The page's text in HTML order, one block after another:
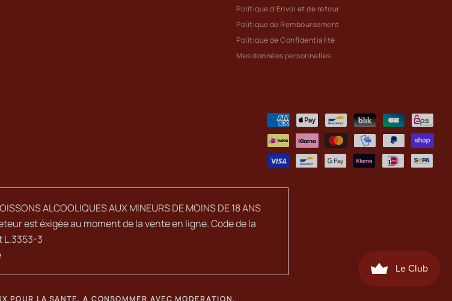
Politique d'Envoi et de retour
Politique de Remboursement
Politique de Confidentialité
Mes données personnelles
ALCOOLIQUES AUX MINEURS DE MOINS DE 18 ANS
est éxigée au moment de la vente en ligne. Code de la
L.3353-3
POUR LA SANTE. A CONSOMMER AVEC MODERATION.